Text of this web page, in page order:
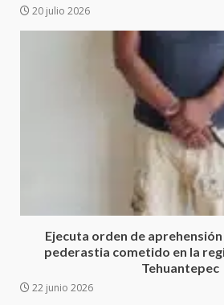
20 julio 2026
Ejecuta orden de
pederastia cometido en la
Tehuantepec
22 junio 2026
Secretaría de
presencia
Juan
20 julio 2026
Sanciona
de Juárez
animal tras
16 julio 2026
Detienen a
California; FGR
presuntos